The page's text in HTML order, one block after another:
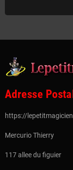
Adresse Postal
https://
Mercurio Thierry
117 allee du figuier